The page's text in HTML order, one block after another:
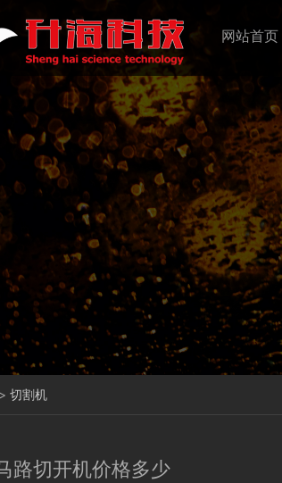
网站首页
> 切割机
路切开机价格多少